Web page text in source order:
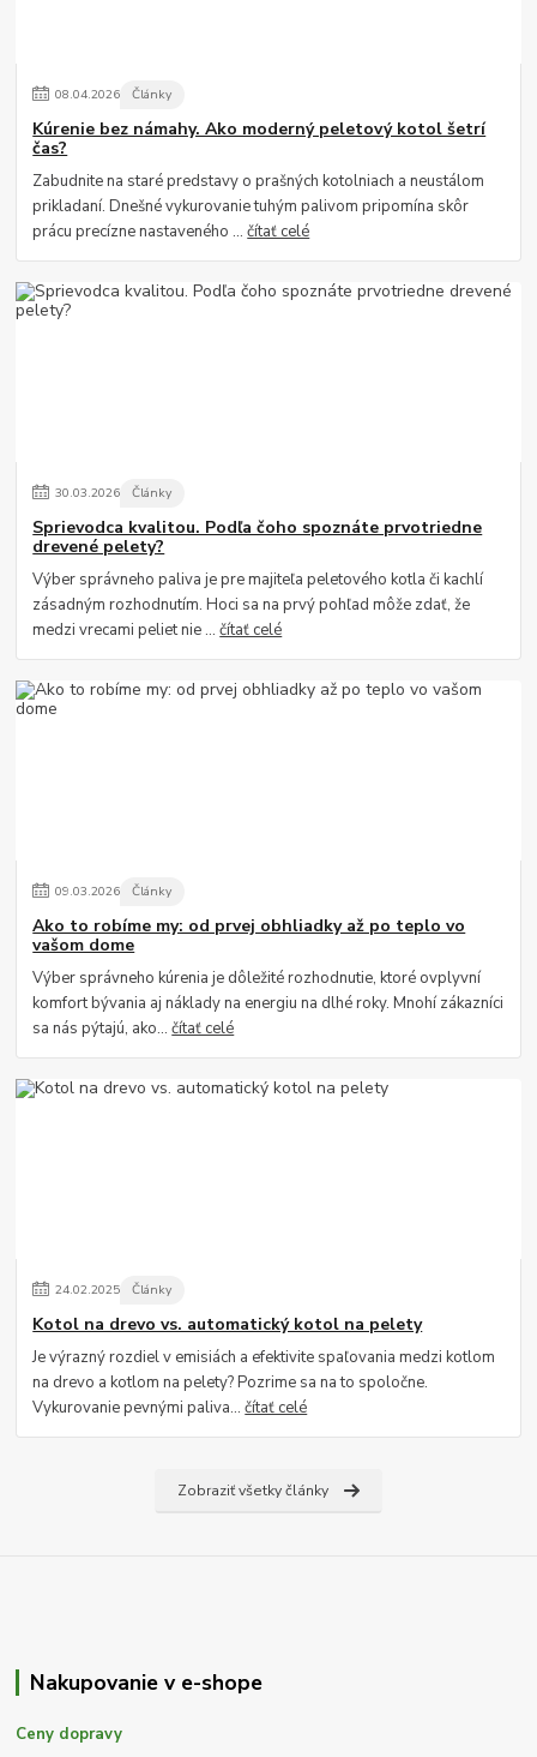
08.04.2026 Články
Kúrenie bez námahy. Ako moderný peletový kotol šetrí
čas?
Zabudnite na staré predstavy o prašných kotolniach a neustálom
prikladaní. Dnešné vykurovanie tuhým palivom pripomína skôr
prácu precízne nastaveného ...čítať celé
30.03.2026 Články
Sprievodca kvalitou. Podľa čoho spoznáte prvotriedne
drevené pelety?
Výber správneho paliva je pre majiteľa peletového kotla či kachlí
zásadným rozhodnutím. Hoci sa na prvý pohľad môže zdať, že
medzi vrecami peliet nie ...čítať celé
09.03.2026 Články
Ako to robíme my: od prvej obhliadky až po teplo vo
vašom dome
Výber správneho kúrenia je dôležité rozhodnutie, ktoré ovplyvní
komfort bývania aj náklady na energiu na dlhé roky. Mnohí zákazníci
sa nás pýtajú, ako...čítať celé
24.02.2025 Články
Kotol na drevo vs. automatický kotol na pelety
Je výrazný rozdiel v emisiách a efektivite spaľovania medzi kotlom
na drevo a kotlom na pelety? Pozrime sa na to spoločne.
Vykurovanie pevnými paliva...čítať celé
Zobraziť všetky články
Nakupovanie v e-shope
Ceny dopravy